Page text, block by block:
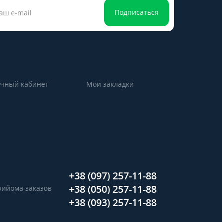
Подписаться
кабинет Мои закладки
заказов
+38 (097) 257-11-88
+38 (050) 257-11-88
+38 (093) 257-11-88